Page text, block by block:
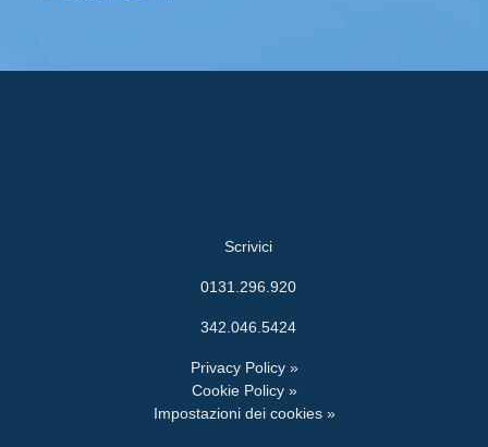
Scrivici
0131.296.920
342.046.5424
Privacy Policy »
Cookie Policy »
Impostazioni dei cookies »